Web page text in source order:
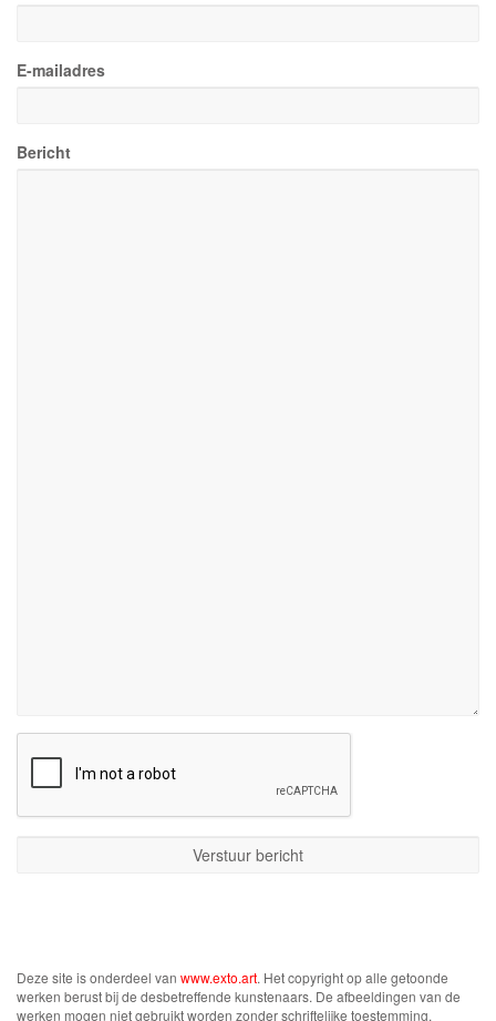
E-mailadres
Bericht
Deze site is onderdeel van www.exto.art. Het copyright op alle getoonde
werken berust bij de desbetreffende kunstenaars. De afbeeldingen van de
werken mogen niet gebruikt worden zonder schriftelijke toestemming.